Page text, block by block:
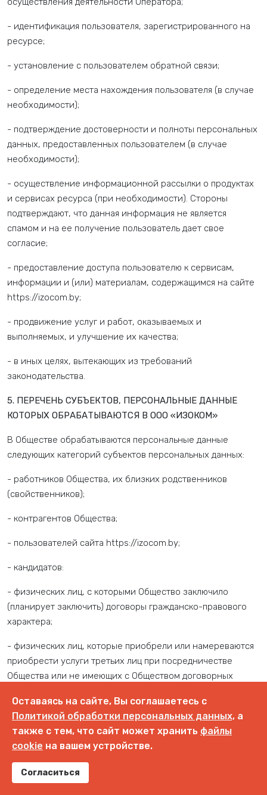
- идентификация пользователя, зарегистрированного на
ресурсе;
- установление с пользователем обратной связи;
- определение места нахождения пользователя (в случае
необходимости);
- подтверждение достоверности и полноты персональных
данных, предоставленных пользователем (в случае
необходимости);
- осуществление информационной рассылки о продуктах
и сервисах ресурса (при необходимости). Стороны
подтверждают, что данная информация не является
спамом и на ее получение пользователь дает свое
согласие;
- предоставление доступа пользователю к сервисам,
информации и (или) материалам, содержащимся на сайте
https://izocom.by;
- продвижение услуг и работ, оказываемых и
выполняемых, и улучшение их качества;
- в иных целях, вытекающих из требований
законодательства.
5. ПЕРЕЧЕНЬ СУБЪЕКТОВ, ПЕРСОНАЛЬНЫЕ ДАННЫЕ
КОТОРЫХ ОБРАБАТЫВАЮТСЯ В ООО «ИЗОКОМ»
В Обществе обрабатываются персональные данные
следующих категорий субъектов персональных данных:
- работников Общества, их близких родственников
(свойственников);
- контрагентов Общества;
- пользователей сайта https://izocom.by;
- кандидатов:
- физических лиц, с которыми Общество заключило
(планирует заключить) договоры гражданско-правового
характера;
- физических лиц, которые приобрели или намереваются
приобрести услуги третьих лиц при посредничестве
Общества или не имеющих с Обществом договорных
включены в автоматизированные системы Общества и
обрабатываются в соответствии с законодательством;
- физических лиц, персональные данные которых сделаны
ими общедоступными, а их обработка не нарушает их
прав и законных интересов и отвечает требованиям,
Оставаясь на сайте, Вы соглашаетесь с
Политикой обработки персональных данных, а
также с тем, что сайт может хранить файлы
cookie на вашем устройстве.
Согласиться